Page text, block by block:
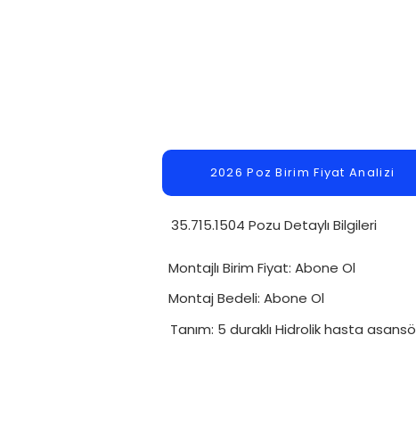
2026 Poz Birim Fiyat Analizi
35.715.1504 Pozu Detaylı Bilgileri
Montajlı Birim Fiyat: Abone Ol
Montaj Bedeli: Abone Ol
Tanım: 5 duraklı Hidrolik hasta